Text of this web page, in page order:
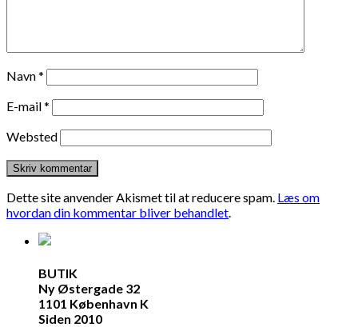
Navn*
E-mail*
Websted
Dette site anvender Akismet til at reducere spam. Læs om
hvordan din kommentar bliver behandlet.
BUTIK
Ny Østergade 32
1101 København K
Siden 2010